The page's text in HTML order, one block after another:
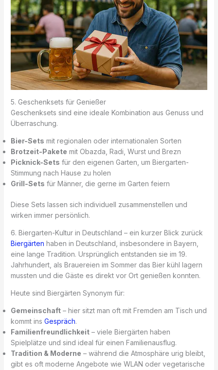
5. Geschenksets für Genießer
Geschenksets sind eine ideale Kombination aus Genuss und
Überraschung.
Bier-Sets mit regionalen oder internationalen Sorten
Brotzeit-Pakete mit Obazda, Radi, Wurst und Brezn
Picknick-Sets für den eigenen Garten, um Biergarten-
Stimmung nach Hause zu holen
Grill-Sets für Männer, die gerne im Garten feiern
Diese Sets lassen sich individuell zusammenstellen und
wirken immer persönlich.
6. Biergarten-Kultur in Deutschland – ein kurzer Blick zurück
Biergärten haben in Deutschland, insbesondere in Bayern,
eine lange Tradition. Ursprünglich entstanden sie im 19.
Jahrhundert, als Brauereien im Sommer das Bier kühl lagern
mussten und die Gäste es direkt vor Ort genießen konnten.
Heute sind Biergärten Synonym für:
Gemeinschaft– hier sitzt man oft mit Fremden am Tisch und
kommt ins Gespräch.
Familienfreundlichkeit– viele Biergärten haben
Spielplätze und sind ideal für einen Familienausflug.
Tradition & Moderne – während die Atmosphäre urig bleibt,
gibt es oft moderne Angebote wie WLAN oder vegetarische